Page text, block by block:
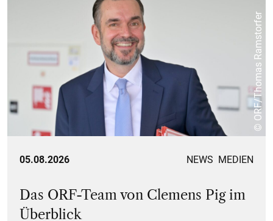
© ORF/Thomas Ramstorfer
05.08.2026 NEWS MEDIEN
Das ORF-Team von Clemens Pig im
Überblick